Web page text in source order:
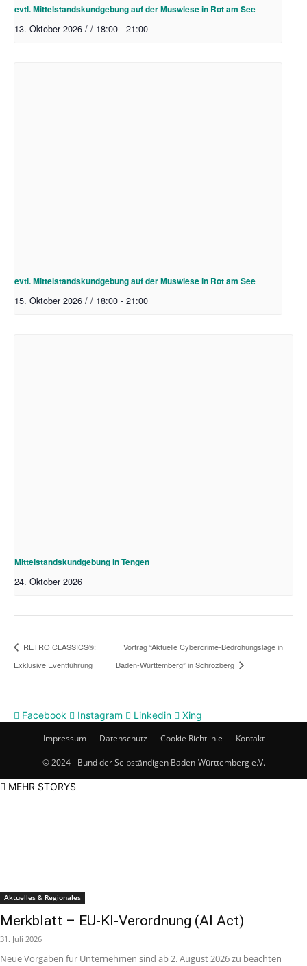
evtl. Mittelstandskundgebung auf der Muswiese in Rot am See
13. Oktober 2026 / / 18:00 - 21:00
evtl. Mittelstandskundgebung auf der Muswiese in Rot am See
15. Oktober 2026 / / 18:00 - 21:00
Mittelstandskundgebung in Tengen
24. Oktober 2026
RETRO CLASSICS®:
Exklusive Eventführung
Vortrag “Aktuelle Cybercrime-Bedrohungslage in
Baden-Württemberg” in Schrozberg
Facebook Instagram Linkedin
Xing
Impressum
Datenschutz Cookie Richtlinie Kontakt
© 2024 - Bund der Selbständigen Baden-Württemberg e.V.
MEHR STORYS
Aktuelles & Regionales
Merkblatt – EU-KI-Verordnung (AI Act)
31. Juli 2026
Neue Vorgaben für Unternehmen sind ab 2. August 2026 zu beachten